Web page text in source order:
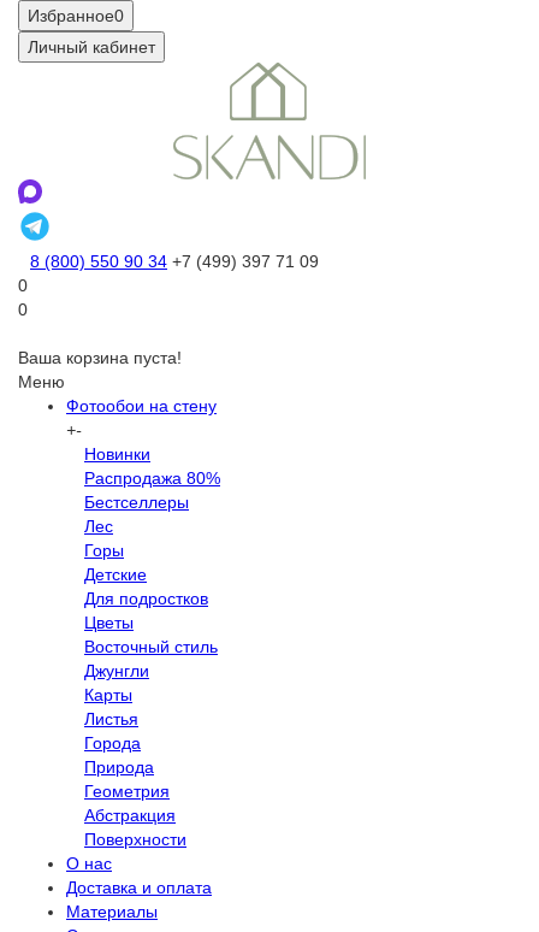
Избранное0
Личный кабинет
8 (800) 550 90 34 +7 (499) 397 71 09
0
0
Ваша корзина пуста!
Меню
Фотообои на стену
+-
Новинки
Распродажа 80%
Бестселлеры
Лес
Горы
Детские
Для подростков
Цветы
Восточный стиль
Джунгли
Карты
Листья
Города
Природа
Геометрия
Абстракция
Поверхности
О нас
Доставка и оплата
Материалы